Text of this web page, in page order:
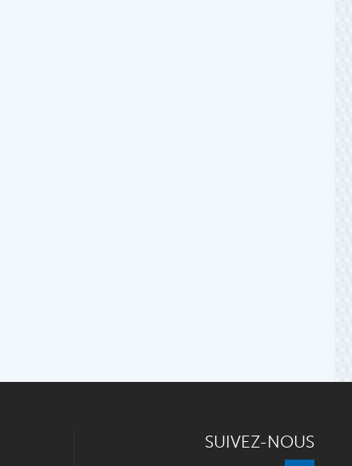
SUIVEZ-NOUS